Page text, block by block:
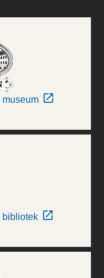
museum
bibliotek